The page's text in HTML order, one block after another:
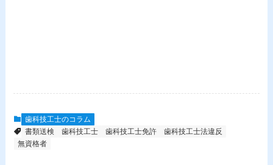
歯科技工士のコラム
書類送検
歯科技工士 歯科技工士免許
歯科技工士法違反
無資格者